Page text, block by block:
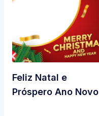
Feliz Natal e
Próspero Ano Novo